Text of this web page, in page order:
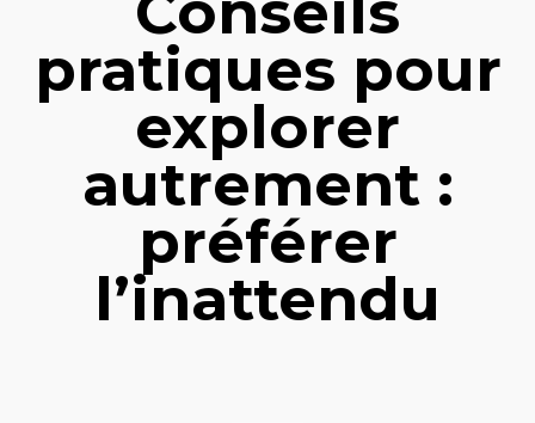
pratiques pour
explorer
autrement :
préférer
l’inattendu